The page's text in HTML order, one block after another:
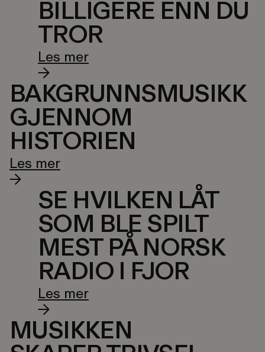
BILLIGERE ENN DU
TROR
Les mer
BAKGRUNNSMUSIKK
GJENNOM
HISTORIEN
Les mer
SE HVILKEN LÅT
SOM BLE SPILT
MEST PÅ NORSK
RADIO I FJOR
Les mer
MUSIKKEN